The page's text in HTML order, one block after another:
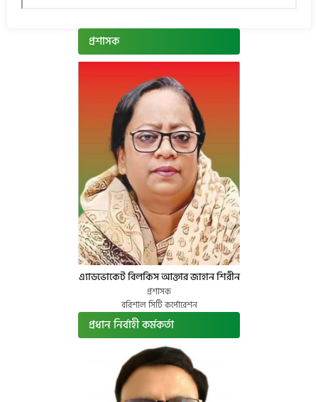
প্রশাসক
এ্যাডভোকেট বিলকিস আক্তার জাহান শিরীন
প্রশাসক
বরিশাল সিটি কর্পোরেশন
প্রধান নির্বাহী কর্মকর্তা